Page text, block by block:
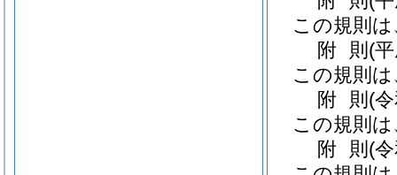
この規則
附 則 (
この規則
附 則 (
この規則
附 則 (